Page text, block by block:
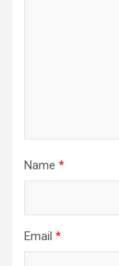
Name *
Email *